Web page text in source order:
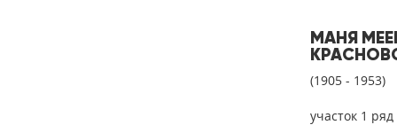
МАНЯ
(1905 - 1953)
участок 1